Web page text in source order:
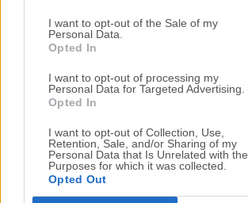
I want to opt-out of the Sale of my
Personal Data.
Opted In
I want to opt-out of processing my
Personal Data for Targeted Advertising.
Opted In
I want to opt-out of Collection, Use,
Retention, Sale, and/or Sharing of my
Personal Data that Is Unrelated with the
Purposes for which it was collected.
Opted Out